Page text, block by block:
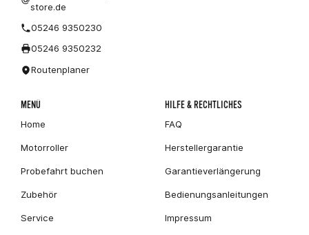
store.de
05246 9350230
05246 9350232
Routenplaner
MENÜ
Home
Motorroller
Probefahrt buchen
Zubehör
Service
HILFE & RECHTLICHES
FAQ
Herstellergarantie
Garantieverlängerung
Bedienungsanleitungen
Impressum